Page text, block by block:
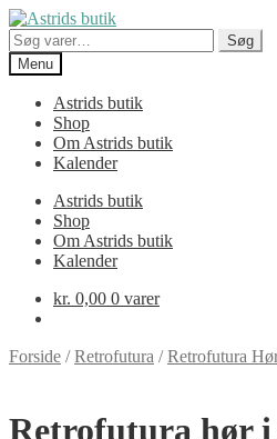
Spring
til
navigation
Spring
til
indhold
Søg
efter:
Søg
Menu
Astrids butik
Shop
Om Astrids butik
Kalender
Astrids butik
Shop
Om Astrids butik
Kalender
kr. 0,00 0 varer
Forside /Retrofutura /Retrofutura
Retrofutura hør